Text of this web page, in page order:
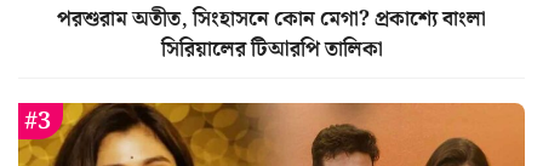
পরশুরাম অতীত, সিংহাসনে কোন মেগা? প্রকাশ্যে বাংলা
সিরিয়ালের টিআরপি তালিকা